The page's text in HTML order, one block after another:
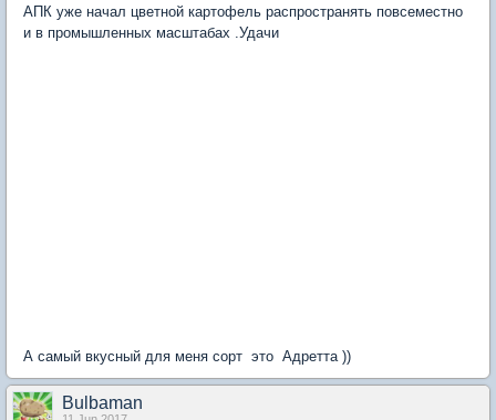
АПК уже начал цветной картофель распространять повсеместно
и в промышленных масштабах .Удачи
А самый вкусный для меня сорт это Адретта ))
Bulbaman